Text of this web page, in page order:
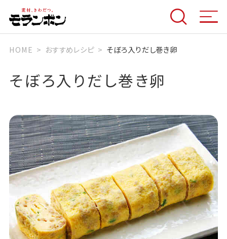
HOME おすすめレシピ そぼろ入りだし巻き卵
そぼろ入りだし巻き卵